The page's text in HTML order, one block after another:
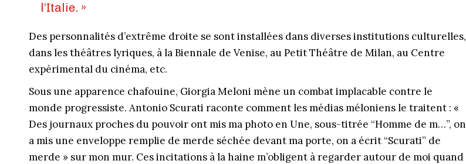
l’Italie. »
Des personnalités d’extrême droite se sont installées dans diverses institutions culturelles,
dans les théâtres lyriques, à la Biennale de Venise, au Petit Théâtre de Milan, au Centre
expérimental du cinéma, etc.
Sous une apparence chafouine, Giorgia Meloni mène un combat implacable contre le
monde progressiste. Antonio Scurati raconte comment les médias méloniens le traitent : «
Des journaux proches du pouvoir ont mis ma photo en Une, sous-titrée “Homme de m…”, on
a mis une enveloppe remplie de merde séchée devant ma porte, on a écrit “Scurati” de
merde » sur mon mur. Ces incitations à la haine m’obligent à regarder autour de moi quand